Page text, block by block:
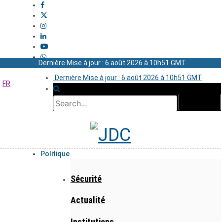
Dernière Mise à jour : 6 août 2026 à 10h51 GMT
Dernière Mise à jour : 6 août 2026 à 10h51 GMT
FR
Politique
Sécurité
Actualité